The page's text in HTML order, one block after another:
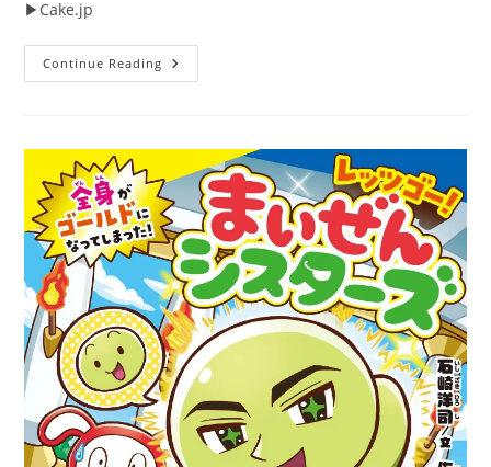
▶Cake.jp
Continue Reading YouTube
チ
開
10
周
年
記
念
の
「ま
い
ぜ
ん
シ
ス
タ
ー
ズ」
オ
リ
ジ
ナ